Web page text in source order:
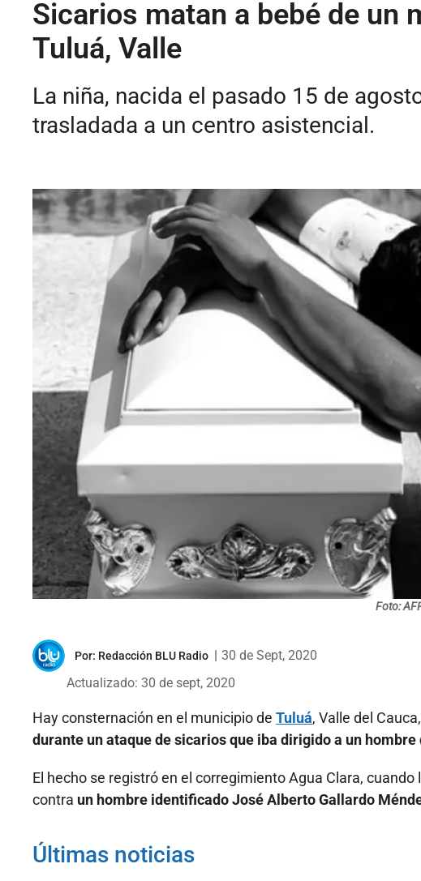
Sicarios matan a bebé de un
Tuluá, Valle
La niña, nacida el pasado 15 de
trasladada a un centro asistencial.
Foto:
Por: Redacción BLU Radio
30 de Sept, 2020
Actualizado: 30 de sept, 2020
Hay consternación en el municipio de Tuluá, Valle del
durante un ataque de sicarios que iba dirigido a un
El hecho se registró en el corregimiento Agua Clara,
contra un hombre identificado José Alberto Gallardo
Últimas noticias